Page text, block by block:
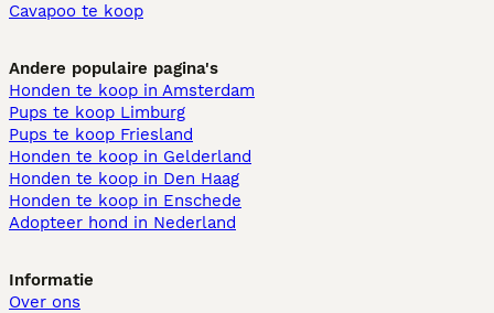
Cavapoo te koop
Andere populaire pagina's
Honden te koop in Amsterdam
Pups te koop Limburg​
Pups te koop Friesland​
Honden te koop in Gelderland
Honden te koop in Den Haag
Honden te koop in Enschede
Adopteer hond in Nederland
Informatie
Over ons